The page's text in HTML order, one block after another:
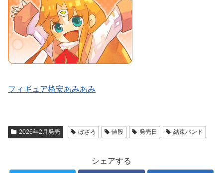
フィギュア格安あみあみ
2026年2月発売 ぼざろ 値段 発売日 結束バンド
シェアする